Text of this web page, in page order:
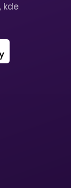
kde